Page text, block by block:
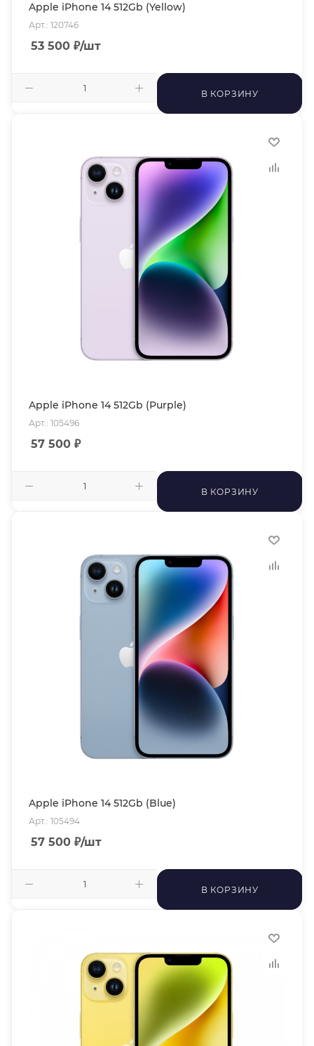
Apple iPhone 14 512Gb (Yellow)
Арт.: 120746
53 500 ₽/шт
В КОРЗИНУ
Apple iPhone 14 512Gb (Purple)
Арт.: 105496
57 500 ₽
В КОРЗИНУ
Apple iPhone 14 512Gb (Blue)
Арт.: 105494
57 500 ₽/шт
В КОРЗИНУ